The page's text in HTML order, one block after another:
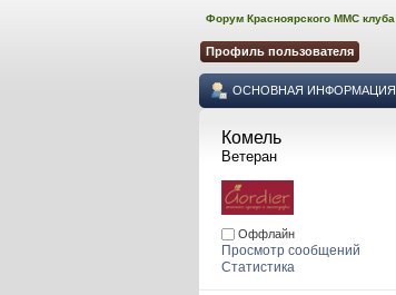
Форум Красноярского MMC клуба
Профиль пользователя
ОСНОВНАЯ ИНФОРМАЦИЯ
Комель
Ветеран
Оффлайн
Просмотр сообщений
Статистика